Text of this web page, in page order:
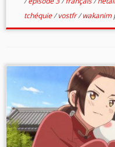
tchéquie/vostfr/wakanim